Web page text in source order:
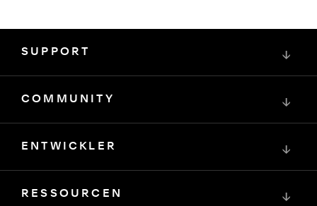
SUPPORT ↓
COMMUNITY ↓
ENTWICKLER ↓
RESSOURCEN ↓